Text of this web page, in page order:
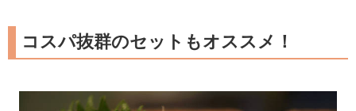
コスパ抜群のセットもオススメ！